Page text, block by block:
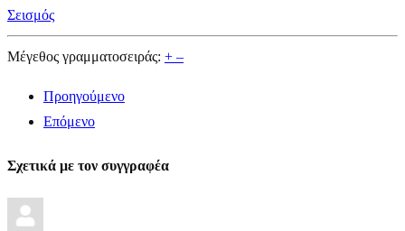
Σεισμός
Μέγεθος γραμματοσειράς: + –
Προηγούμενο
Επόμενο
Σχετικά με τον συγγραφέα